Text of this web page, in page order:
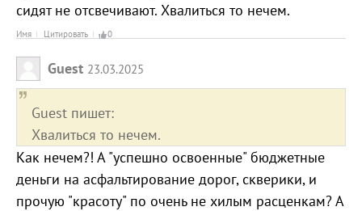
сидят не отсвечивают. Хвалиться то нечем.
Имя Цитировать 0
Guest 23.03.2025
Guest пишет:
Хвалиться то нечем.
Как нечем?! А "успешно освоенные" бюджетные
деньги на асфальтирование дорог, скверики, и
прочую "красоту" по очень не хилым расценкам? А